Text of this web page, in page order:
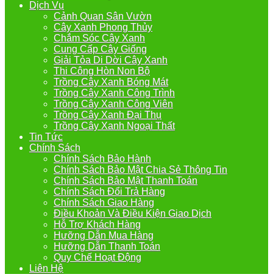
Dịch Vụ
Cảnh Quan Sân Vườn
Cây Xanh Phong Thủy
Chắm Sóc Cây Xanh
Cung Cấp Cây Giống
Giải Tỏa Di Dời Cây Xanh
Thi Công Hòn Non Bộ
Trồng Cây Xanh Bóng Mát
Trồng Cây Xanh Công Trình
Trồng Cây Xanh Công Viên
Trồng Cây Xanh Đại Thụ
Trồng Cây Xanh Ngoại Thất
Tin Tức
Chính Sách
Chính Sách Bảo Hành
Chính Sách Bảo Mật Chia Sẻ Thông Tin
Chính Sách Bảo Mật Thanh Toán
Chính Sách Đổi Trả Hàng
Chính Sách Giao Hàng
Điều Khoản Và Điều Kiện Giao Dịch
Hỗ Trợ Khách Hàng
Hưỡng Dẫn Mua Hàng
Hưỡng Dẫn Thanh Toán
Quy Chế Hoạt Động
Liên Hệ